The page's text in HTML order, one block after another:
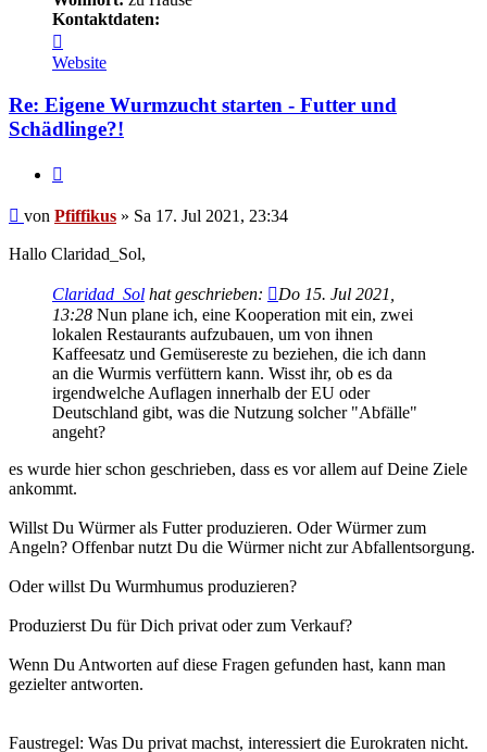
Kontaktdaten:
von
Pfiffikus
Website
Re: Eigene Wurmzucht starten - Futter und
Schädlinge?!
Beitrag
von Pfiffikus » Sa 17. Jul 2021, 23:34
Hallo Claridad_Sol,
Claridad_Sol hat geschrieben:
Do 15. Jul 2021,
13:28 Nun plane ich, eine Kooperation mit ein, zwei
lokalen Restaurants aufzubauen, um von ihnen
Kaffeesatz und Gemüsereste zu beziehen, die ich dann
an die Wurmis verfüttern kann. Wisst ihr, ob es da
irgendwelche Auflagen innerhalb der EU oder
Deutschland gibt, was die Nutzung solcher "Abfälle"
angeht?
es wurde hier schon geschrieben, dass es vor allem auf Deine Ziele
ankommt.
Willst Du Würmer als Futter produzieren. Oder Würmer zum
Angeln? Offenbar nutzt Du die Würmer nicht zur Abfallentsorgung.
Oder willst Du Wurmhumus produzieren?
Produzierst Du für Dich privat oder zum Verkauf?
Wenn Du Antworten auf diese Fragen gefunden hast, kann man
gezielter antworten.
Faustregel: Was Du privat machst, interessiert die Eurokraten nicht.